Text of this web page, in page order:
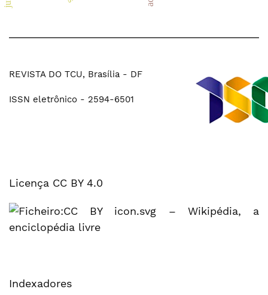
REVISTA DO TCU, Brasília - DF
ISSN eletrônico - 2594-6501
Licença CC BY 4.0
Indexadores